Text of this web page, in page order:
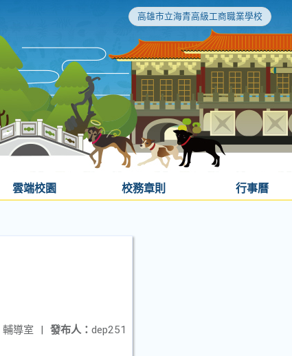
高雄市立海青高級工商職業學校
雲端校園 校務章則 行事曆
發布人： dep251
輔導室 |